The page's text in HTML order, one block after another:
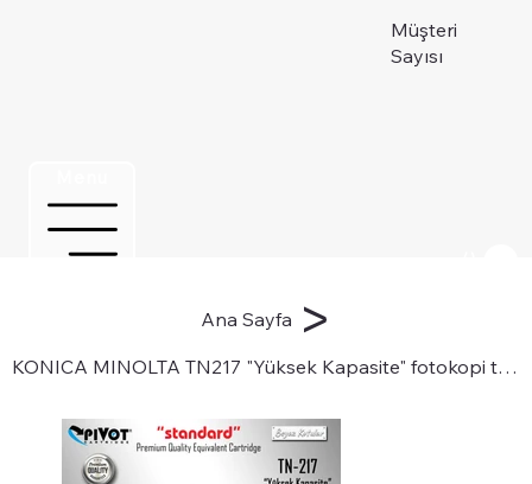
Müşteri
Sayısı
Ana Sayfa >
KONICA MINOLTA TN217 "Yüksek Kapasite" fotokopi toneri için